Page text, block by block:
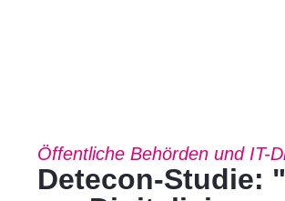
Öffentliche Behörden und IT-
Detecon-Studie: